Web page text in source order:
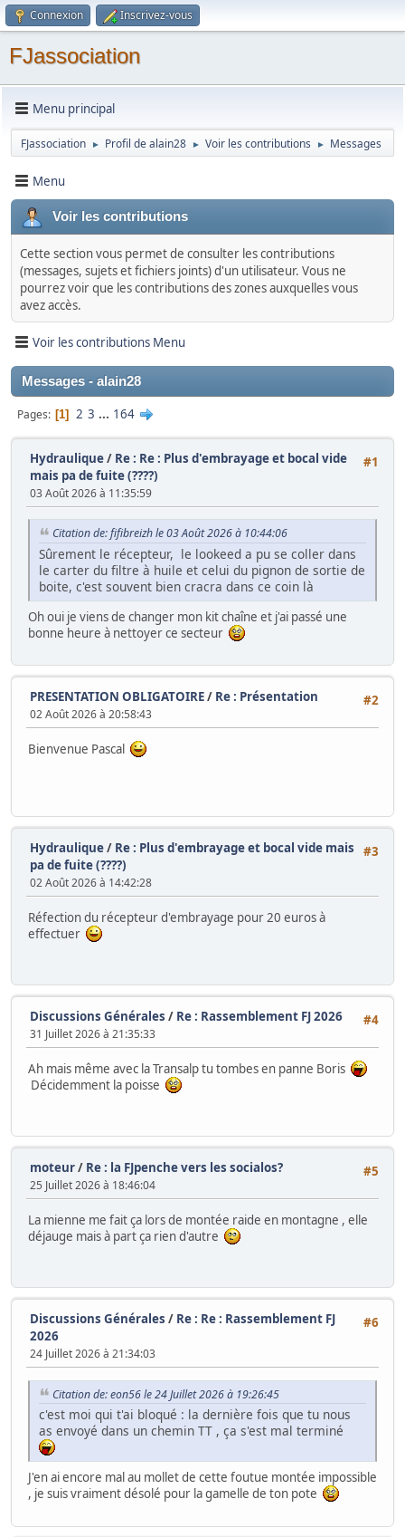
Connexion Inscrivez-vous
FJassociation
Menu principal
FJassociation ► Profil de alain28 ► Voir les contributions ► Messages
Menu
Voir les contributions
Cette section vous permet de consulter les contributions
(messages, sujets et fichiers joints) d'un utilisateur. Vous ne
pourrez voir que les contributions des zones auxquelles vous
avez accès.
Voir les contributions Menu
Messages - alain28
Pages 1 2 3 ... 164
#1
Hydraulique/ Re : Re : Plus d'embrayage et bocal vide
mais pa de fuite (????)
03 Août 2026 à 11:35:59
Citation de: fifibreizh le 03 Août 2026 à 10:44:06
Sûrement le récepteur, le lookeed a pu se coller dans
le carter du filtre à huile et celui du pignon de sortie de
boite, c'est souvent bien cracra dans ce coin là
Oh oui je viens de changer mon kit chaîne et j'ai passé une
bonne heure à nettoyer ce secteur
#2
PRESENTATION OBLIGATOIRE/ Re : Présentation
02 Août 2026 à 20:58:43
Bienvenue Pascal
#3
Hydraulique/ Re : Plus d'embrayage et bocal vide mais
pa de fuite (????)
02 Août 2026 à 14:42:28
Réfection du récepteur d'embrayage pour 20 euros à
effectuer
#4
Discussions Générales / Re : Rassemblement FJ 2026
31 Juillet 2026 à 21:35:33
Ah mais même avec la Transalp tu tombes en panne Boris
Décidemment la poisse
#5
moteur/ Re : la FJpenche vers les socialos?
25 Juillet 2026 à 18:46:04
La mienne me fait ça lors de montée raide en montagne , elle
déjauge mais à part ça rien d'autre
#6
Discussions Générales / Re : Re : Rassemblement FJ
2026
24 Juillet 2026 à 21:34:03
Citation de: eon56 le 24 Juillet 2026 à 19:26:45
c'est moi qui t'ai bloqué : la dernière fois que tu nous
as envoyé dans un chemin TT , ça s'est mal terminé
J'en ai encore mal au mollet de cette foutue montée impossible
, je suis vraiment désolé pour la gamelle de ton pote